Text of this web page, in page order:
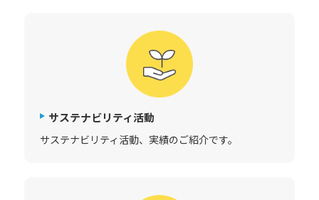
サステナビリティ活動
サステナビリティ活動、実績のご紹介です。